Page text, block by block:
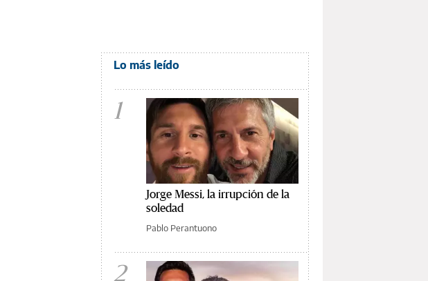
Lo más leído
1
Jorge Messi, la irrupción de la
soledad
Pablo Perantuono
2